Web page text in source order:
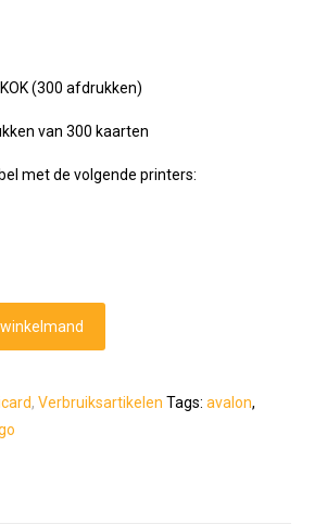
(300 afdrukken)
van 300 kaarten
met de volgende printers:
winkelmand
, Verbruiksartikelen Tags: avalon,